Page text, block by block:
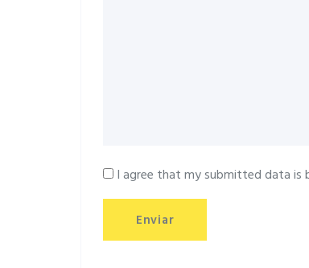
I agree that my submitted data is